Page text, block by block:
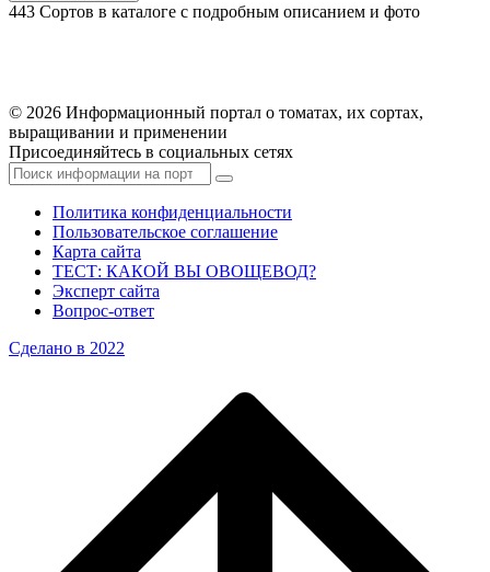
443 Сортов в каталоге с подробным описанием и фото
© 2026 Информационный портал о томатах, их сортах,
выращивании и применении
Присоединяйтесь в социальных сетях
Политика конфиденциальности
Пользовательское соглашение
Карта сайта
ТЕСТ: КАКОЙ ВЫ ОВОЩЕВОД?
Эксперт сайта
Вопрос-ответ
Сделано в 2022